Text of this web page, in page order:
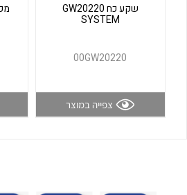
לכל מוצרי היצרן
שקע כח GW20220
SYSTEM
00GW20220
צפייה במוצר